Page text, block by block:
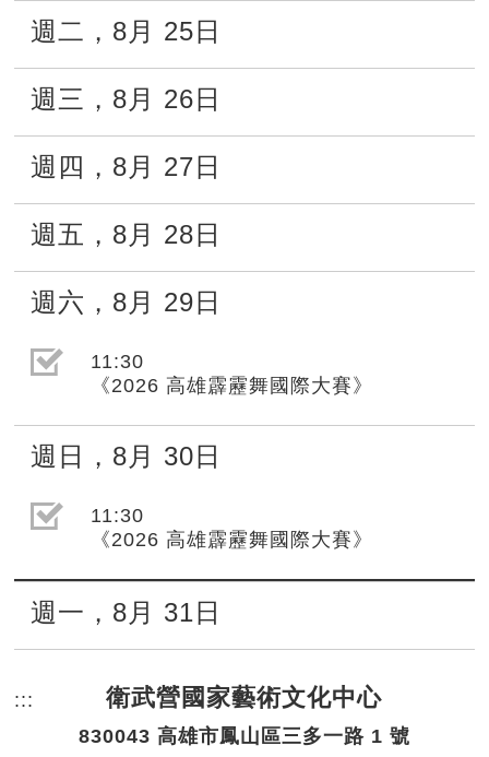
週二 ， 8月 25日
週三 ， 8月 26日
週四 ， 8月 27日
週五 ， 8月 28日
週六 ， 8月 29日
選取節目(未勾選)
11:30
《2026 高雄霹靂舞國際大賽》
週日 ， 8月 30日
選取節目(未勾選)
11:30
《2026 高雄霹靂舞國際大賽》
週一 ， 8月 31日
::: 頁尾網站資訊。
衛武營國家藝術文化中心
830043 高雄市鳳山區三多一路 1 號